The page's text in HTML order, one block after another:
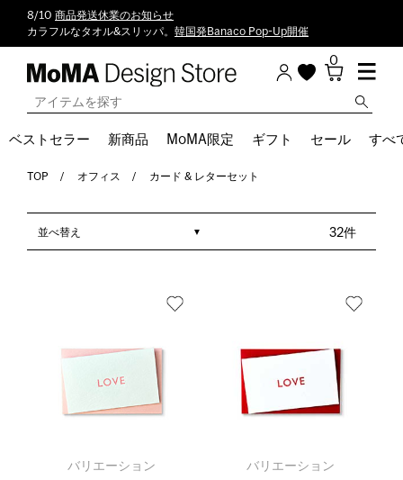
8/10 商品発送休業のお知らせ
カラフルなタオル&スリッパ。 韓国発Banaco Pop-Up開催
0
ベストセラー 新商品 MoMA限定 ギフト セール すべ
TOP オフィス カード & レターセット
32件
並べ替え
バリエーション
バリエーション